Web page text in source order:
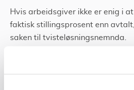
Hvis arbeidsgiver ikke er enig i
faktisk stillingsprosent enn
saken til tvisteløsningsnemnda.